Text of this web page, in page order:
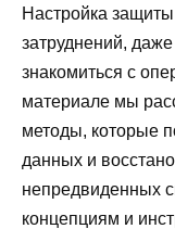
Настройка
затруднений,
знакомиться с
материале мы
методы, которые
данных и
непредвиденных
концепциям и